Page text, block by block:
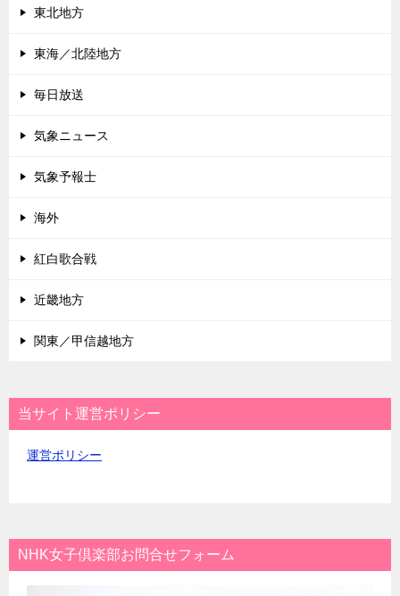
東北地方
東海／北陸地方
毎日放送
気象ニュース
気象予報士
海外
紅白歌合戦
近畿地方
関東／甲信越地方
当サイト運営ポリシー
運営ポリシー
NHK女子倶楽部お問合せフォーム